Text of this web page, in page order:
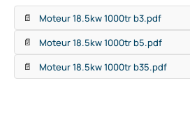
📄 Moteur 18.5kw 1000tr b3.pdf
📄 Moteur 18.5kw 1000tr b5.pdf
📄 Moteur 18.5kw 1000tr b35.pdf